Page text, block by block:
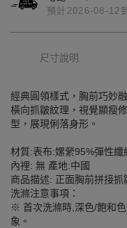
預計2026-08-12
尺寸說明
經典圓領樣式，胸前巧妙
橫向抓皺紋理，視覺顯瘦
型，展現俐落身形。
材質:表布:嫘縈95%彈性纖
內裡: 無 產地:中國
商品描述: 正面胸前拼接抓
洗滌注意事項：
※ 首次洗滌時,深色/飽和
象。